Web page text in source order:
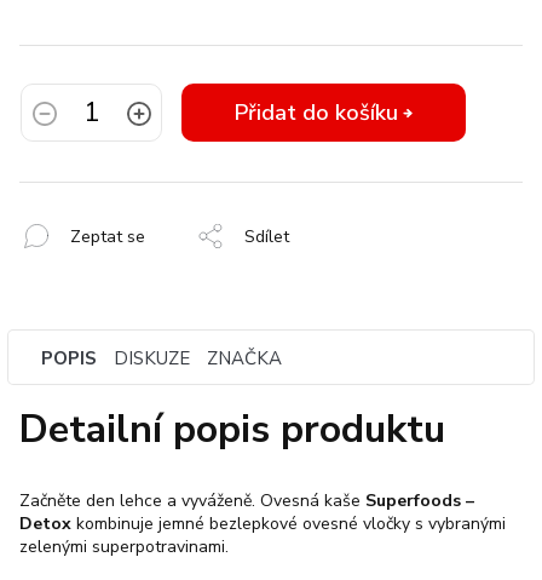
Přidat do košíku
Zeptat se Sdílet
POPIS DISKUZE ZNAČKA
Detailní popis produktu
Začněte den lehce a vyváženě. Ovesná kaše Superfoods –
Detox kombinuje jemné bezlepkové ovesné vločky s vybranými
zelenými superpotravinami.